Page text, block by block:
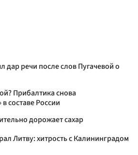
дар речи после слов Пугачевой о
Прибалтика снова
составе России
дорожает сахар
Литву: хитрость с Калининградом